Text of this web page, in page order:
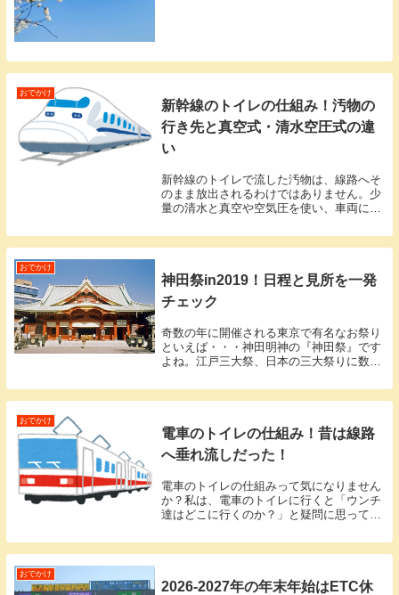
おでかけ
新幹線のトイレの仕組み！汚物の
行き先と真空式・清水空圧式の違
い
新幹線のトイレで流した汚物は、線路へそ
のまま放出されるわけではありません。少
量の清水と真空や空気圧を使い、車両に搭
トイレとは違い、限られた水と車内スペー
スで処理できるように設計されているのが
おでかけ
神田祭in2019！日程と見所を一発
チェック
奇数の年に開催される東京で有名なお祭り
といえば・・・神田明神の『神田祭』です
よね。江戸三大祭、日本の三大祭りに数え
2年に1度ということもあり開催の年には本
当に多くの人が訪れて、盛り上がり方も半
おでかけ
電車のトイレの仕組み！昔は線路
へ垂れ流しだった！
電車のトイレの仕組みって気になりません
か？私は、電車のトイレに行くと「ウンチ
達はどこに行くのか？」と疑問に思ってい
どはありませんので、どこかに貯めている
のか？もしかしてそのまま外に垂れ流して
おでかけ
2026-2027年の年末年始はETC休